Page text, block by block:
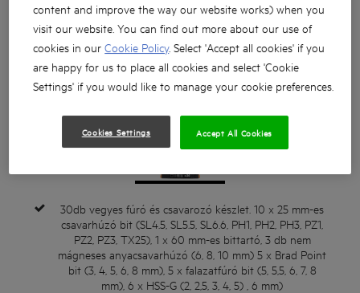
30db vegyes fúró és csavarozó készlet. 10 x 25 mm-es
csavarhúzó bit (SL4.5, SL5.5, SL6.6, PH1, PH2, PH3, PZ1,
PZ2, PZ3, TX25), 1 x 60 mm-es bittartó, 3 db nem
mágneses anyacsavarhúzó (6, 8, 10 mm) 5 x Brad Point
bit (3, 4, 5, 6, 8 mm), 5 x falazatfúró bit (5, 5,5, 6, 7, 8
mm), 6 x HSS-G (2, 2,5, 3, 4, 5) , 6 mm)
content and improve the way our website works) when you
visit our website. You can find out more about our use of
cookies in ourCookie Policy. Select 'Accept all cookies' if you
are happy for us to place all cookies and select 'Cookie
Settings' if you would like to manage your cookie preferences.
Cookies Settings Accept All Cookies